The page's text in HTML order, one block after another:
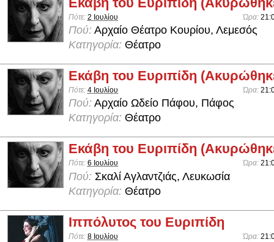
Πότε: 2 Ιουλίου Ώρα:
Πού: Αρχαίο Θέατρο Κουρίου, Λεμεσός
Κατηγορία: Θέατρο
Εκάβη του Ευριπίδη
Πότε: 4 Ιουλίου Ώρα:
Πού: Αρχαίο Ωδείο Πάφου, Πάφος
Κατηγορία: Θέατρο
Εκάβη του Ευριπίδη
Πότε: 6 Ιουλίου Ώρα:
Πού: Σκαλί Αγλαντζιάς, Λευκωσία
Κατηγορία: Θέατρο
Ιππόλυτος του Ευριπίδη
Πότε: 8 Ιουλίου Ώρα: